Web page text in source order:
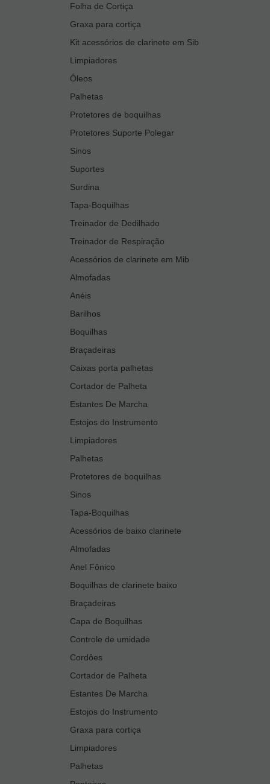
Folha de Cortiça
Graxa para cortiça
Kit acessórios de clarinete em Sib
Limpiadores
Óleos
Palhetas
Protetores de boquilhas
Protetores Suporte Polegar
Sinos
Suportes
Surdina
Tapa-Boquilhas
Treinador de Dedilhado
Treinador de Respiração
Acessórios de clarinete em Mib
Almofadas
Anéis
Barilhos
Boquilhas
Braçadeiras
Caixas porta palhetas
Cortador de Palheta
Estantes De Marcha
Estojos do Instrumento
Limpiadores
Palhetas
Protetores de boquilhas
Sinos
Tapa-Boquilhas
Acessórios de baixo clarinete
Almofadas
Anel Fônico
Boquilhas de clarinete baixo
Braçadeiras
Capa de Boquilhas
Controle de umidade
Cordôes
Cortador de Palheta
Estantes De Marcha
Estojos do Instrumento
Graxa para cortiça
Limpiadores
Palhetas